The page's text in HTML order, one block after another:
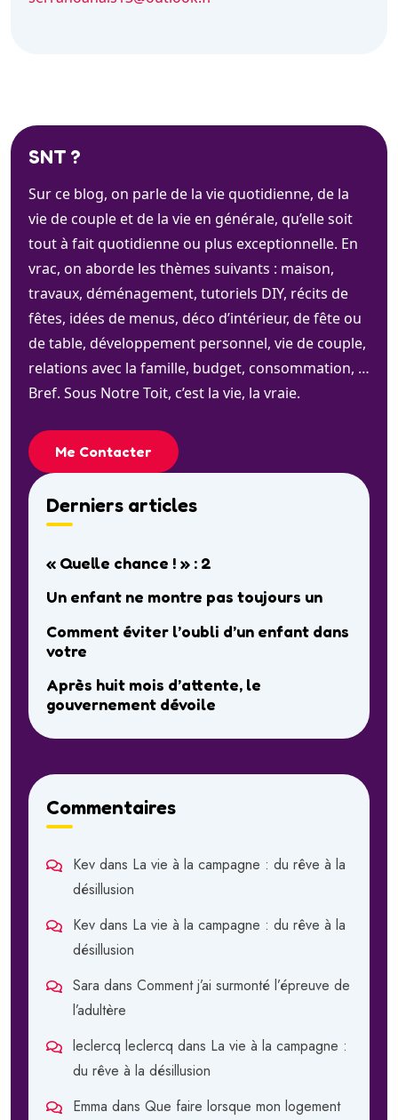
SNT ?
Sur ce blog, on parle de la vie quotidienne, de la
vie de couple et de la vie en générale, qu’elle soit
tout à fait quotidienne ou plus exceptionnelle. En
vrac, on aborde les thèmes suivants : maison,
travaux, déménagement, tutoriels DIY, récits de
fêtes, idées de menus, déco d’intérieur, de fête ou
de table, développement personnel, vie de couple,
relations avec la famille, budget, consommation, …
Bref. Sous Notre Toit, c’est la vie, la vraie.
Me Contacter
Derniers articles
« Quelle chance ! » : 2
Un enfant ne montre pas toujours un
Comment éviter l’oubli d’un enfant dans
votre
Après huit mois d’attente, le
gouvernement dévoile
Commentaires
Kev dans La vie à la campagne : du rêve à la
désillusion
Kev dans La vie à la campagne : du rêve à la
désillusion
Sara dans Comment j’ai surmonté l’épreuve de
l’adultère
leclercq leclercq dans La vie à la campagne :
du rêve à la désillusion
Emma dans Que faire lorsque mon logement